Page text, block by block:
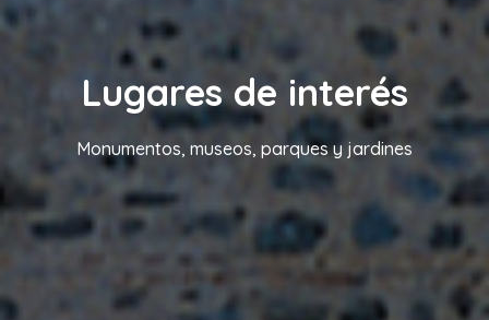
Lugares de interés
Monumentos, museos, parques y jardines